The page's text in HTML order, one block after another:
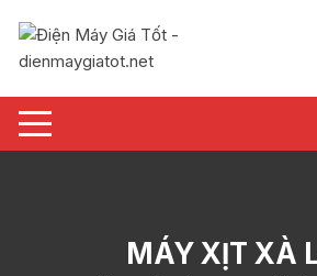
nội
MÁY XỊT XÀ